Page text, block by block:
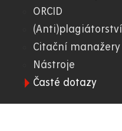
ORCID
(Anti)plagiátorství
Citační manažery
Nástroje
Časté dotazy